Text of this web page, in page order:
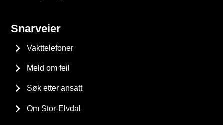
Snarveier
Vakttelefoner
Meld om feil
Søk etter ansatt
Om Stor-Elvdal